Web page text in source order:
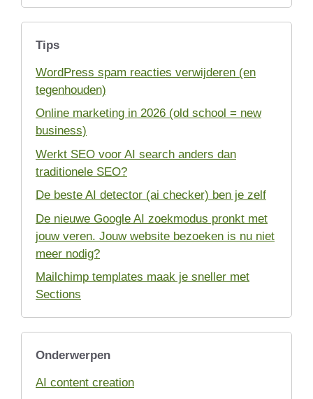
Tips
WordPress spam reacties verwijderen (en
tegenhouden)
Online marketing in 2026 (old school = new
business)
Werkt SEO voor AI search anders dan
traditionele SEO?
De beste AI detector (ai checker) ben je zelf
De nieuwe Google AI zoekmodus pronkt met
jouw veren. Jouw website bezoeken is nu niet
meer nodig?
Mailchimp templates maak je sneller met
Sections
Onderwerpen
AI content creation